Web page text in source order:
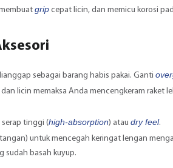
grip cepat licin, dan memicu korosi
sebagai barang habis pakai. Ganti
licin memaksa Anda mencengkeram raket
tinggi (high-absorption) atau dry feel.
untuk mencegah keringat lengan
sudah basah kuyup.